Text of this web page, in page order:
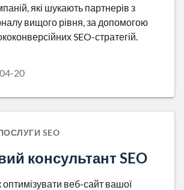
які шукають партнерів з
вищого рівня, за допомогою
SEO-стратегій.
20
SEO
консультант SEO
оптимізувати веб-сайт вашої